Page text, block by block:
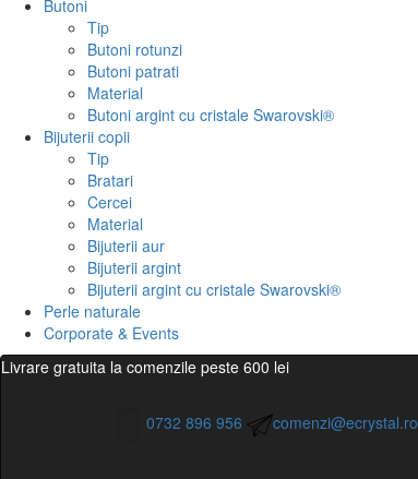
Butoni
Tip
Butoni rotunzi
Butoni patrati
Material
Butoni argint cu cristale Swarovski®
Bijuterii copii
Tip
Bratari
Cercei
Material
Bijuterii aur
Bijuterii argint
Bijuterii argint cu cristale Swarovski®
Perle naturale
Corporate & Events
Livrare gratuita la comenzile peste 600 lei
0732 896 956 comenzi@ecrystal.ro